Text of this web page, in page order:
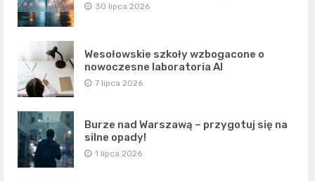
30 lipca 2026
Wesołowskie szkoły wzbogacone o
nowoczesne laboratoria AI
7 lipca 2026
Burze nad Warszawą – przygotuj się na
silne opady!
1 lipca 2026